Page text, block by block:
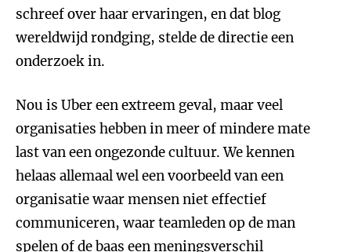
schreef over haar ervaringen, en dat blog
wereldwijd rondging, stelde de directie een
onderzoek in.
Nou is Uber een extreem geval, maar veel
organisaties hebben in meer of mindere mate
last van een ongezonde cultuur. We kennen
helaas allemaal wel een voorbeeld van een
organisatie waar mensen niet effectief
communiceren, waar teamleden op de man
spelen of de baas een meningsverschil